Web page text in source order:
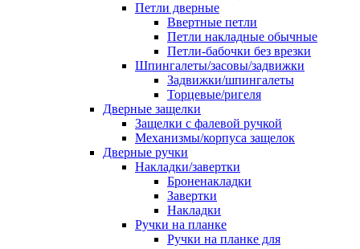
Петли дверные
Ввертные петли
Петли накладные обычные
Петли-бабочки без врезки
Шпингалеты/засовы/задвижки
Задвижки/шпингалеты
Торцевые/ригеля
Дверные защелки
Защелки с фалевой ручкой
Механизмы/корпуса защелок
Дверные ручки
Накладки/завертки
Броненакладки
Завертки
Накладки
Ручки на планке
Ручки на планке для